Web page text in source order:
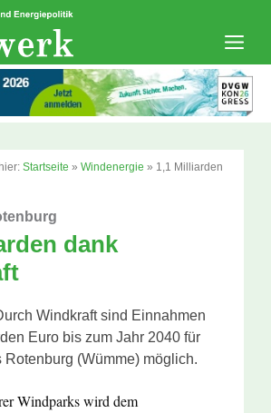
Startseite » Windenergie » 1,1 Milliarden
dank
Windkraft sind Einnahmen
Euro bis zum Jahr 2040 für
Rotenburg (Wümme) möglich.
Windparks wird dem